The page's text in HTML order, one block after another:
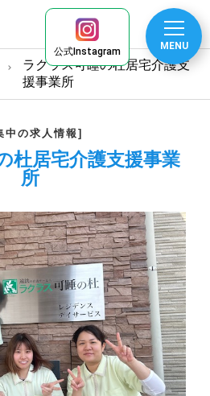
MENU
公式Instagram
ラクラス可睡の杜居宅介護支
援事業所
中の求人情報]
杜居宅介護支援事業
所